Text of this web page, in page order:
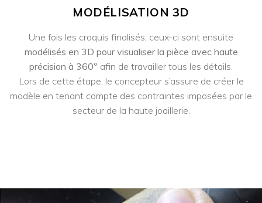
MODÉLISATION 3D
Une fois les croquis finalisés, ceux-ci sont ensuite
modélisés en 3D pour visualiser la pièce avec haute
précision à 360° afin de travailler tous les détails.
Lors de cette étape, le concepteur s’assure de créer le
modèle en tenant compte des contraintes imposées par le
secteur de la haute joaillerie.